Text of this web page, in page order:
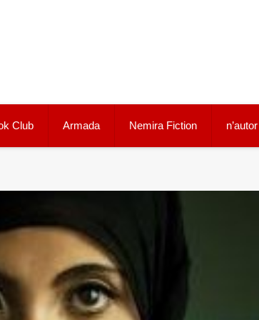
Club Armada Nemira Fiction n’autor